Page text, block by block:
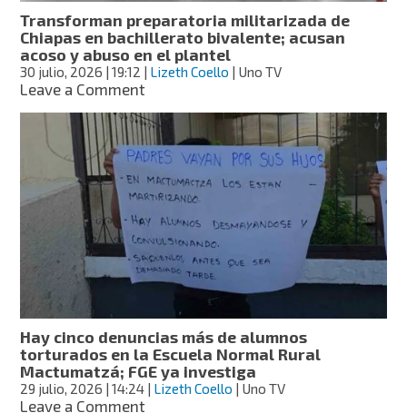
Transforman preparatoria militarizada de
Chiapas en bachillerato bivalente; acusan
acoso y abuso en el plantel
30 julio, 2026 | 19:12 Lizeth Coello | Uno TV
Leave a Commenton
preparatoria
militarizada
de
Chiapas
en
bachillerato
bivalente;
acusan
acoso
y
en
el
plantel
Hay cinco denuncias más de alumnos
torturados en la Escuela Normal Rural
Mactumatzá; FGE ya investiga
29 julio, 2026 | 14:24 | Lizeth Coello | Uno TV
Leave a Commenton